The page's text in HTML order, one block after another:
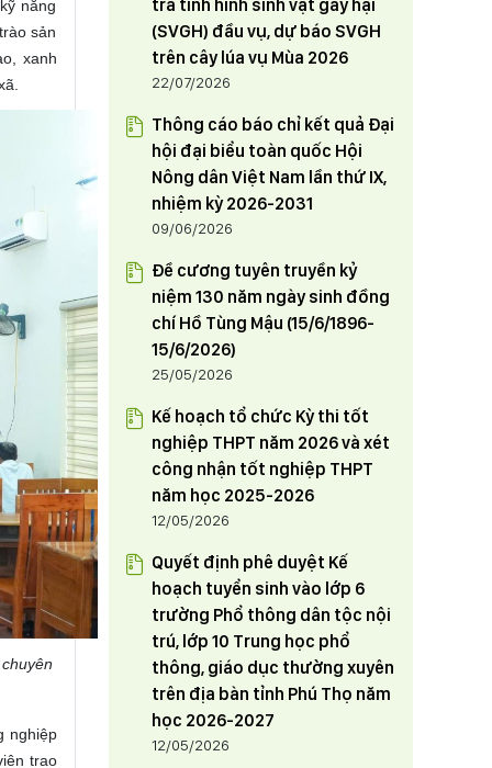
năng
sản
xanh
chuyên
nghiệp
trao
phòng Tỉnh uỷ điều động và chỉ
định tham gia Đảng đoàn Hội
Nông dân tỉnh từ ngày 1/6/2024
HỘI NÔNG DÂN TỈNH PHÚ THỌ
THAM GIA TUẦN HÀNG GIỚI THIỆU,
QUẢNG BÁ SẢN PHẨM NÔNG
NGHIỆP TIÊU BIỂU, CHẤT LƯỢNG
CAO THÂN THIỆN VỚI MÔI
TRƯỜNG TẠI THỦ ĐÔ HÀ NỘI
23/05/2024
tra tình hình sinh vật gây hại
(SVGH) đầu vụ, dự báo SVGH
trên cây lúa vụ Mùa 2026
22/07/2026
Thông cáo báo chỉ kết quả Đại
hội đại biểu toàn quốc Hội
Nông dân Việt Nam lần thứ IX,
nhiệm kỳ 2026-2031
09/06/2026
Đề cương tuyên truyền kỷ
niệm 130 năm ngày sinh đồng
chí Hồ Tùng Mậu (15/6/1896-
15/6/2026)
25/05/2026
Kế hoạch tổ chức Kỳ thi tốt
nghiệp THPT năm 2026 và xét
công nhận tốt nghiệp THPT
năm học 2025-2026
12/05/2026
Quyết định phê duyệt Kế
hoạch tuyển sinh vào lớp 6
trường Phổ thông dân tộc nội
trú, lớp 10 Trung học phổ
thông, giáo dục thường xuyên
trên địa bàn tỉnh Phú Thọ năm
học 2026-2027
12/05/2026